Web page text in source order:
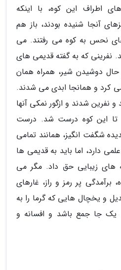
اطراف این کوه، با اینکه
آنجا شنیده بودند، باز هم
نحس به کوه می رفتند. می
نفرینی که به گفته قدیمی های
حال دوشیدن شیر، همراه همان
کرد و همانجا ابدی می شدند.
و نفرین شدند و ازگور نمکی آنها
این کوه درست شد. درست
شگفت انگیز، همانند تمامی
دارد، اما باید به قدیمی ها
های زیبایی حق داد. مگر می
برآمدگی پر رمز و راز، غارهای
و یخچال هایی که گرما را به
یک جا جمع باشد و افسانه و